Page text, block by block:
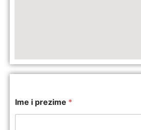
Ime i prezime *